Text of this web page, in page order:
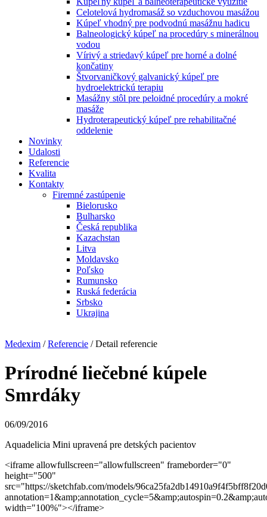
Celotelová hydromasáž so vzduchovou masážou
Kúpeľ vhodný pre podvodnú masážnu hadicu
Balneologický kúpeľ na procedúry s minerálnou
vodou
Vírivý a striedavý kúpeľ pre horné a dolné
končatiny
Štvorvaničkový galvanický kúpeľ pre
hydroelektrickú terapiu
Masážny stôl pre peloidné procedúry a mokré
masáže
Hydroterapeutický kúpeľ pre rehabilitačné
oddelenie
Novinky
Udalosti
Referencie
Kvalita
Kontakty
Firemné zastúpenie
Bielorusko
Bulharsko
Česká republika
Kazachstan
Litva
Moldavsko
Poľsko
Rumunsko
Ruská federácia
Srbsko
Ukrajina
Medexim /Referencie / Detail referencie
Prírodné liečebné kúpele
Smrdáky
06/09/2016
Aquadelicia Mini upravená pre detských pacientov
<iframe allowfullscreen="allowfullscreen" frameborder="0"
height="500"
src="https://sketchfab.com/models/
width="100%"></iframe>